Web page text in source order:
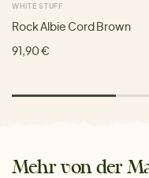
WHITE STUFF
Rock Albie Cord Brown
91,90 €
Mehr von der